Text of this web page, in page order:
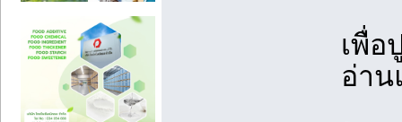
เพื่อ
อ่า